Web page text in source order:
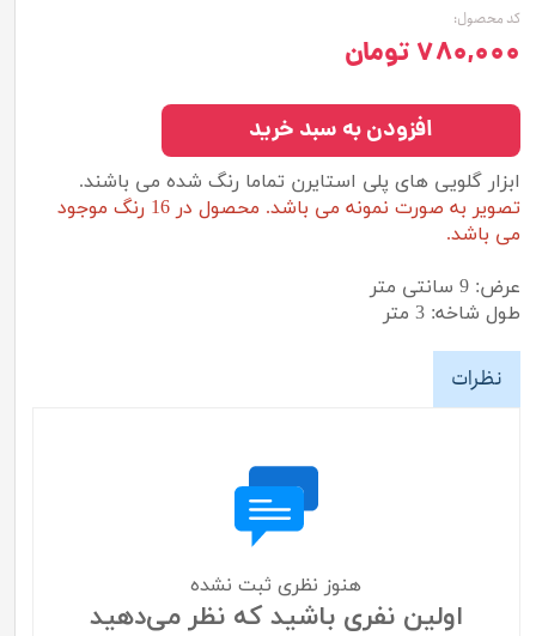
کد محصول:
۷۸۰,۰۰۰ تومان
ابزار گلویی های پلی استایرن تماما رنگ شده می باشند.
تصویر به صورت نمونه می باشد. محصول در 16 رنگ موجود
می باشد.
عرض: 9 سانتی متر
طول شاخه: 3 متر
افزودن به سبد خرید
نظرات
هنوز نظری ثبت نشده
اولین نفری باشید که نظر می‌دهید